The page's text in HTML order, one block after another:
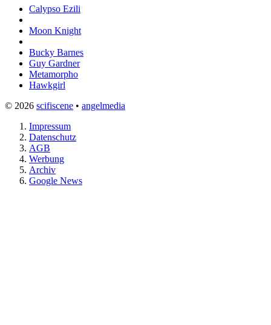
Calypso Ezili
Moon Knight
Bucky Barnes
Guy Gardner
Metamorpho
Hawkgirl
© 2026 scifiscene • angelmedia
Impressum
Datenschutz
AGB
Werbung
Archiv
Google News